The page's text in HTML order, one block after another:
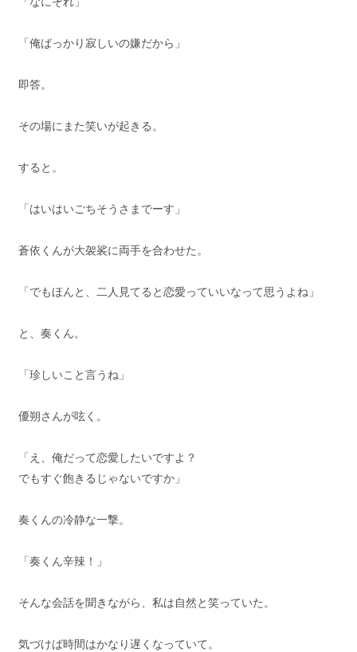
「俺ばっかり寂しいの嫌だから」
即答。
その場にまた笑いが起きる。
すると。
「はいはいごちそうさまでーす」
蒼依くんが大袈裟に両手を合わせた。
「でもほんと、二人見てると恋愛っていいなって思うよね」
と、奏くん。
「珍しいこと言うね」
優朔さんが呟く。
「え、俺だって恋愛したいですよ？
でもすぐ飽きるじゃないですか」
奏くんの冷静な一撃。
「奏くん辛辣！」
そんな会話を聞きながら、私は自然と笑っていた。
気づけば時間はかなり遅くなっていて。